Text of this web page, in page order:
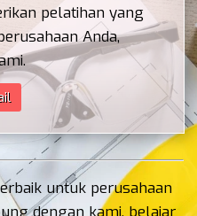
pelatihan yang
Anda,
untuk perusahaan